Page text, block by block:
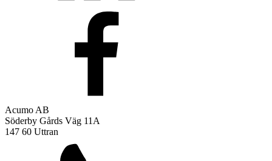
Acumo AB
Söderby Gårds Väg 11A
147 60 Uttran